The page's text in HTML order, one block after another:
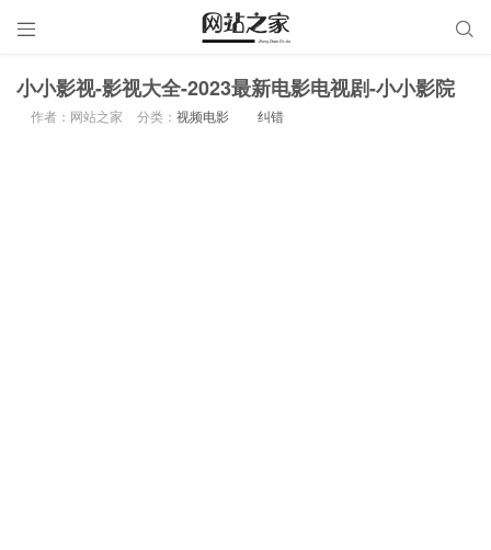
 
小小影视-影视大全-2023最新电影电视剧-小小影院
作者：网站之家 分类： 视频电影 纠错